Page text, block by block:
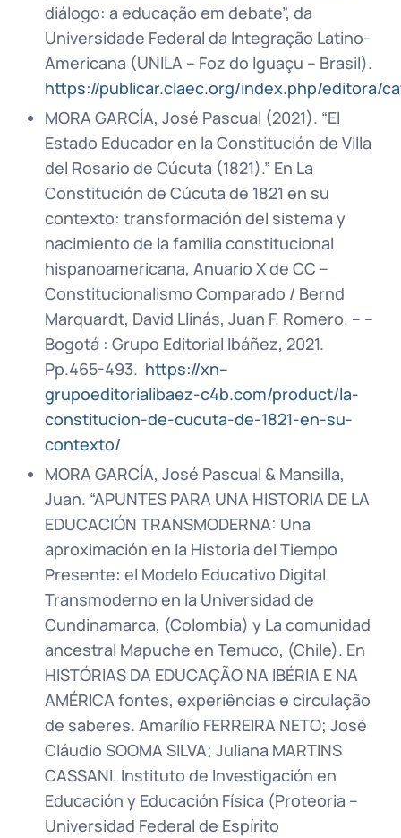
diálogo: a educação em debate”, da
Universidade Federal da Integração Latino-
Americana (UNILA – Foz do Iguaçu – Brasil).
https://publicar.claec.org/index.php/editora/
MORA GARCÍA, José Pascual (2021). “El
Estado Educador en la Constitución de Villa
del Rosario de Cúcuta (1821).” En La
Constitución de Cúcuta de 1821 en su
contexto: transformación del sistema y
nacimiento de la familia constitucional
hispanoamericana, Anuario X de CC –
Constitucionalismo Comparado / Bernd
Marquardt, David Llinás, Juan F. Romero. – –
Bogotá : Grupo Editorial Ibáñez, 2021.
Pp.465-493. https://xn--
grupoeditorialibaez-c4b.com/product/la-
constitucion-de-cucuta-de-1821-en-su-
contexto/
MORA GARCÍA, José Pascual & Mansilla,
Juan. “APUNTES PARA UNA HISTORIA DE LA
EDUCACIÓN TRANSMODERNA: Una
aproximación en la Historia del Tiempo
Presente: el Modelo Educativo Digital
Transmoderno en la Universidad de
Cundinamarca, (Colombia) y La comunidad
ancestral Mapuche en Temuco, (Chile). En
HISTÓRIAS DA EDUCAÇÃO NA IBÉRIA E NA
AMÉRICA fontes, experiências e circulação
de saberes. Amarílio FERREIRA NETO; José
Cláudio SOOMA SILVA; Juliana MARTINS
CASSANI. Instituto de Investigación en
Educación y Educación Física (Proteoria –
Universidad Federal de Espírito